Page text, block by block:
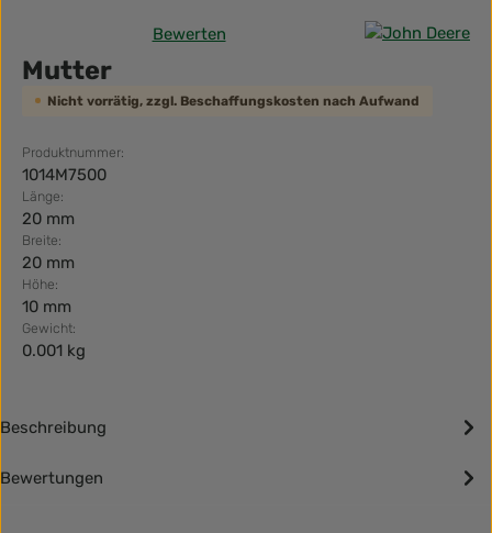
Durchschnittliche Bewertung von 0 von 5 Sternen
Bewerten
Mutter
Nicht vorrätig, zzgl. Beschaffungskosten nach Aufwand
Produktnummer:
1014M7500
Länge:
20 mm
Breite:
20 mm
Höhe:
10 mm
Gewicht:
0.001 kg
Beschreibung
Bewertungen